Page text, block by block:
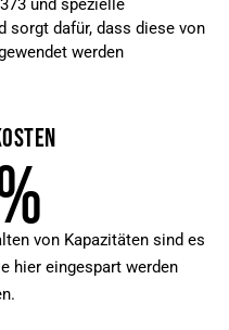
und spezielle
sorgt dafür, dass diese von
werden
von Kapazitäten sind es
hier eingespart werden